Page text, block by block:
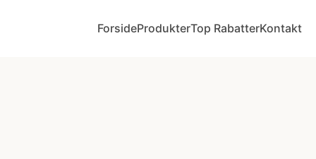
ForsideProdukterTop RabatterKontakt